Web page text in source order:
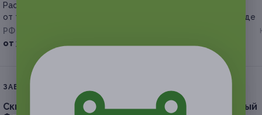
Расклад на Таро или рунах
от таролога-рунолога Гузелии
РФ
от 360 руб.
на предметах и одежде
ЗАВЕРШЁННАЯ АКЦИЯ
Скидка 50%
на билет на концерт группы «Северный